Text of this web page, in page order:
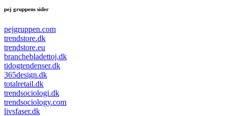
pej gruppens sider
pejgruppen.com
trendstore.dk
trendstore.eu
branchebladettoj.dk
tidogtendenser.dk
365design.dk
totalretail.dk
trendsociologi.dk
trendsociology.com
livsfaser.dk